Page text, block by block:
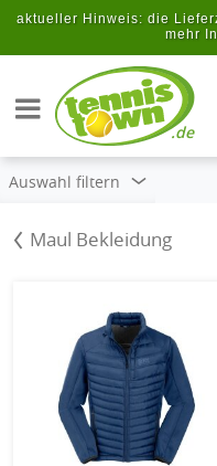
Zum Hauptinhalt springen
aktueller Hinweis: die
mehr
.de
Auswahl filtern
Maul Bekleidung